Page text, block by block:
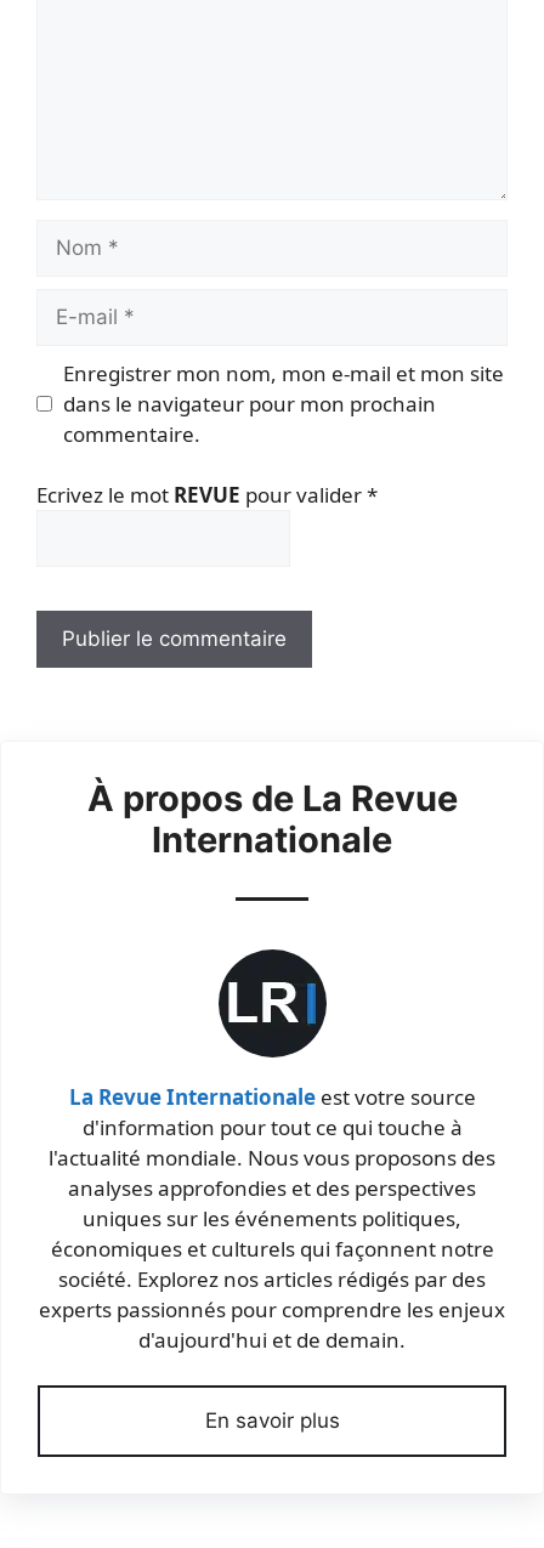
mail
Enregistrer mon nom, mon e-mail et mon site
dans le navigateur pour mon prochain
commentaire.
Ecrivez le mot REVUE pour valider*
À propos de La Revue
Internationale
La Revue Internationaleest votre source
d'information pour tout ce qui touche à
l'actualité mondiale. Nous vous proposons des
analyses approfondies et des perspectives
uniques sur les événements politiques,
économiques et culturels qui façonnent notre
société. Explorez nos articles rédigés par des
experts passionnés pour comprendre les enjeux
d'aujourd'hui et de demain.
En savoir plus